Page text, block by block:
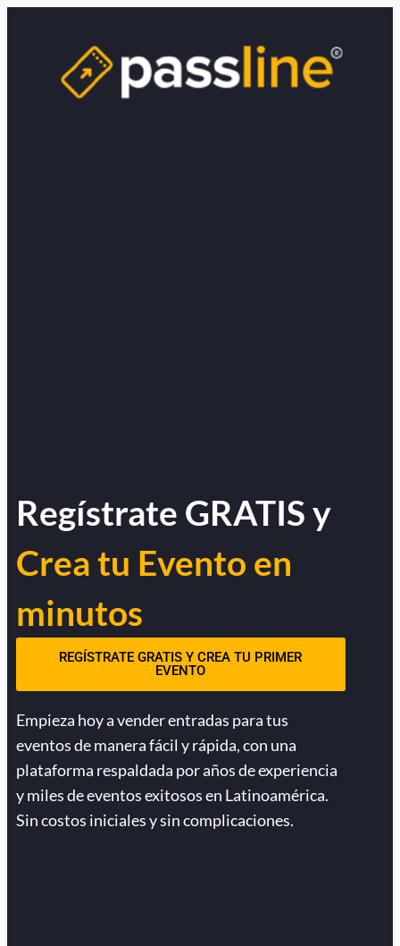
Regístrate GRATIS y
Crea tu Evento en
minutos
REGÍSTRATE GRATIS Y CREA TU PRIMER
EVENTO
Empieza hoy a vender entradas para tus
eventos de manera fácil y rápida, con una
plataforma respaldada por años de experiencia
y miles de eventos exitosos en Latinoamérica.
Sin costos iniciales y sin complicaciones.